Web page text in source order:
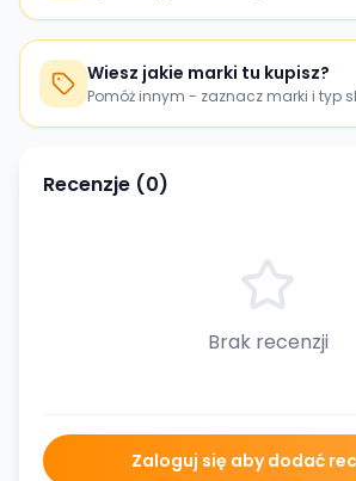
Wiesz jakie marki tu kupisz?
Pomóż innym - zaznacz marki i typ
Recenzje (0)
Brak recenzji
Zaloguj się aby dodać